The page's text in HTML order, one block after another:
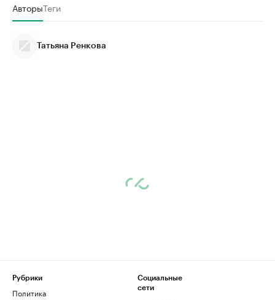
АвторыТеги
Татьяна Ренкова
Рубрики
Политика
Социальные
сети